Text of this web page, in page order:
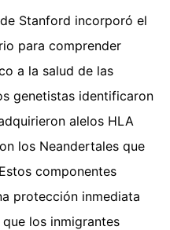
Stanford incorporó el
para comprender
a la salud de las
genetistas identificaron
alelos HLA
los Neandertales que
componentes
protección inmediata
los inmigrantes